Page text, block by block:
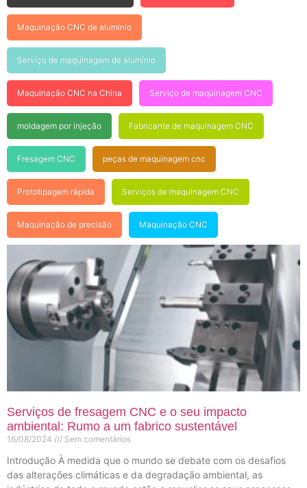
Maquinação CNC de alumínio
Serviço de maquinagem de alumínio
Maquinação CNC na China Serviço de maquinagem CNC
moldagem por injeção Fabricante de maquinagem CNC
Fresagem CNC peças de maquinagem cnc
Prototipagem rápida Serviços de maquinagem CNC
Maquinação de precisão Maquinação CNC
Serviços de fresagem CNC e o seu impacto
ambiental: Rumo a um fabrico sustentável
16/08/2024 Sem comentários
Introdução À medida que o mundo se debate com os desafios
das alterações climáticas e da degradação ambiental, as